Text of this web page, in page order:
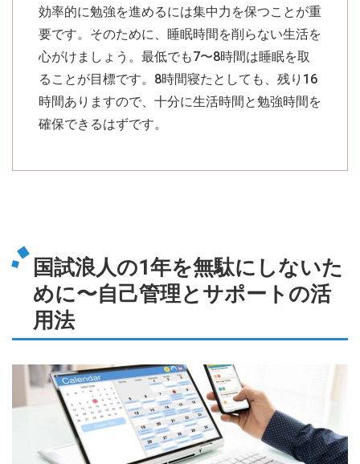
効率的に勉強を進めるには集中力を保つことが重
要です。そのために、睡眠時間を削らない生活を
心がけましょう。最低でも7〜8時間は睡眠を取
ることが目標です。8時間寝たとしても、残り16
時間ありますので、十分に生活時間と勉強時間を
確保できるはずです。
国試浪人の1年を無駄にしないた
めに〜自己管理とサポートの活
用法